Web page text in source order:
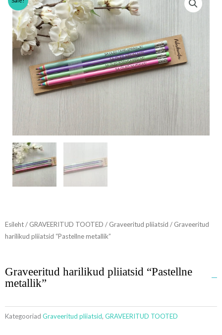
Esileht/ GRAVEERITUD TOOTED / Graveeritud pliiatsid / Graveeritud
harilikud pliiatsid “Pastellne metallik”
Graveeritud harilikud pliiatsid “Pastellne
metallik”
Kategooriad Graveeritud pliiatsid, GRAVEERITUD TOOTED